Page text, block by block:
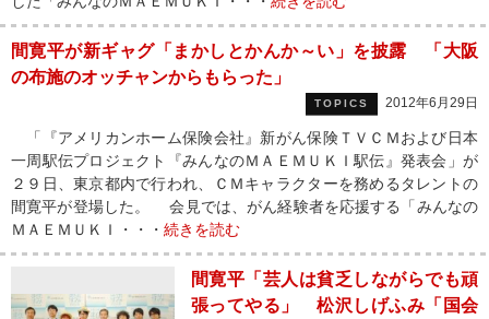
間寛平が新ギャグ「まかしとかんか～い」を披露 「大阪
の布施のオッチャンからもらった」
TOPICS 2012年6月29日
「『アメリカンホーム保険会社』新がん保険ＴＶＣＭおよび日本
一周駅伝プロジェクト『みんなのＭＡＥＭＵＫＩ駅伝』発表会」が
２９日、東京都内で行われ、ＣＭキャラクターを務めるタレントの
間寛平が登場した。 会見では、がん経験者を応援する「みんなの
ＭＡＥＭＵＫＩ・・・ 続きを読む
間寛平「芸人は貧乏しながらでも頑
張ってやる」 松沢しげふみ「国会